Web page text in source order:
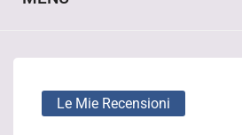
Le Mie Recensioni